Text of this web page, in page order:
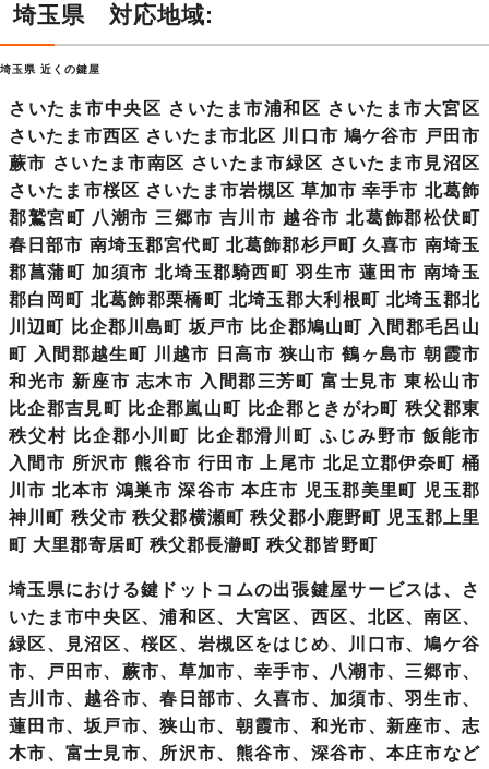
埼玉県 対応地域:
埼玉県 近くの鍵屋
さいたま市中央区 さいたま市浦和区 さいたま市大宮区
さいたま市西区 さいたま市北区 川口市 鳩ケ谷市 戸田市
蕨市 さいたま市南区 さいたま市緑区 さいたま市見沼区
さいたま市桜区 さいたま市岩槻区 草加市 幸手市 北葛飾
郡鷲宮町 八潮市 三郷市 吉川市 越谷市 北葛飾郡松伏町
春日部市 南埼玉郡宮代町 北葛飾郡杉戸町 久喜市 南埼玉
郡菖蒲町 加須市 北埼玉郡騎西町 羽生市 蓮田市 南埼玉
郡白岡町 北葛飾郡栗橋町 北埼玉郡大利根町 北埼玉郡北
川辺町 比企郡川島町 坂戸市 比企郡鳩山町 入間郡毛呂山
町 入間郡越生町 川越市 日高市 狭山市 鶴ヶ島市 朝霞市
和光市 新座市 志木市 入間郡三芳町 富士見市 東松山市
比企郡吉見町 比企郡嵐山町 比企郡ときがわ町 秩父郡東
秩父村 比企郡小川町 比企郡滑川町 ふじみ野市 飯能市
入間市 所沢市 熊谷市 行田市 上尾市 北足立郡伊奈町 桶
川市 北本市 鴻巣市深谷市 本庄市 児玉郡美里町 児玉郡
神川町 秩父市 秩父郡横瀬町 秩父郡小鹿野町 児玉郡上里
町 大里郡寄居町 秩父郡長瀞町 秩父郡皆野町
埼玉県における鍵ドットコムの出張鍵屋サービスは、さ
いたま市中央区、浦和区、大宮区、西区、北区、南区、
緑区、見沼区、桜区、岩槻区をはじめ、川口市、鳩ケ谷
市、戸田市、蕨市、草加市、幸手市、八潮市、三郷市、
吉川市、越谷市、春日部市、久喜市、加須市、羽生市、
蓮田市、坂戸市、狭山市、朝霞市、和光市、新座市、志
木市、富士見市、所沢市、熊谷市、深谷市、本庄市など